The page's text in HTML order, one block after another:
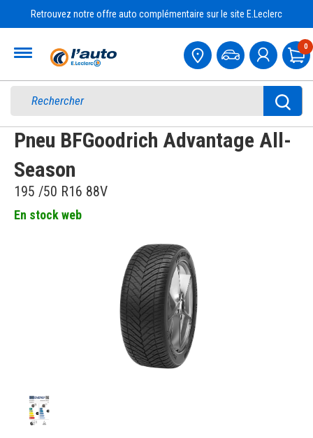
Retrouvez notre offre auto complémentaire sur le site E.Leclerc
0
Pneu BFGoodrich Advantage All-
Season
195 /50 R16 88V
En stock web